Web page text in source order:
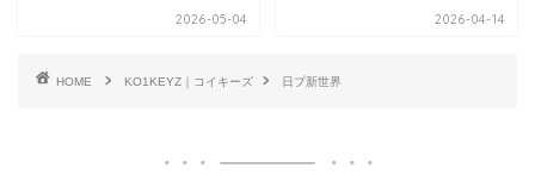
2026-05-04 2026-04-14
HOME KO1KEYZ｜コイキーズ 日プ新世界